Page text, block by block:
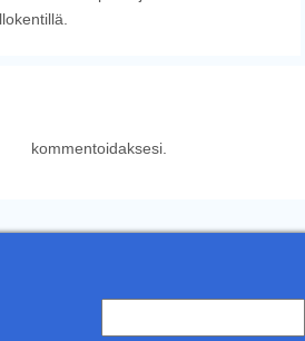
kommentoidaksesi.